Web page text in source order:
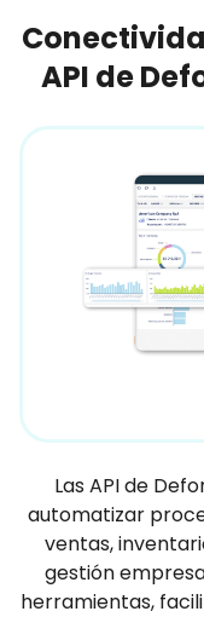
API de
Las API de
automatizar
ventas,
gestión
herramientas,